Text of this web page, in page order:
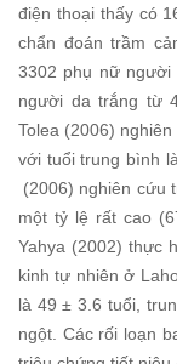
điện thoại thấy có
chẩn đoán trầm
3302 phụ nữ người
người da trắng từ
Tolea (2006)
với tuổi trung bình
(2006) nghiên cứu
một tỷ lệ rất cao
Yahya (2002) thực
kinh tự nhiên ở
là 49 ± 3.6 tuổi,
ngột. Các rối loạn